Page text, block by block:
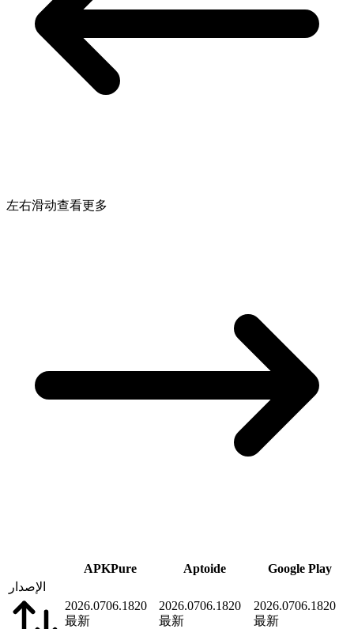
左右滑动查看更多
APKPure Aptoide
Google Play
الإصدار
2026.0706.1820
最新
2026.0706.1820
最新
2026.0706.1820
最新